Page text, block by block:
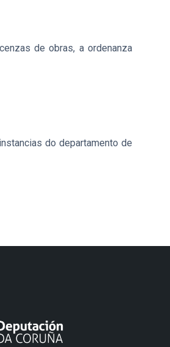
de obras, a ordenanza
do departamento de